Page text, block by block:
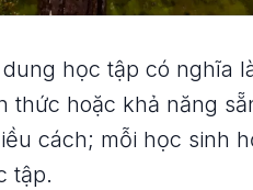
học tập có nghĩa
thức hoặc khả năng
cách; mỗi học sinh
tập.